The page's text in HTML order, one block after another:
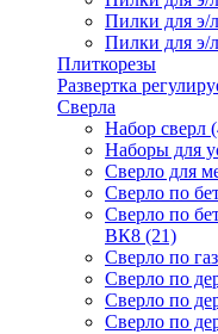
Пилки для э/
Пилки для
Плиткорезы
Развертка
Сверла
Набор сверл
Наборы для
Сверло для
Сверло по
Сверло по
ВК8 (21)
Сверло по
Сверло по
Сверло по
Сверло по